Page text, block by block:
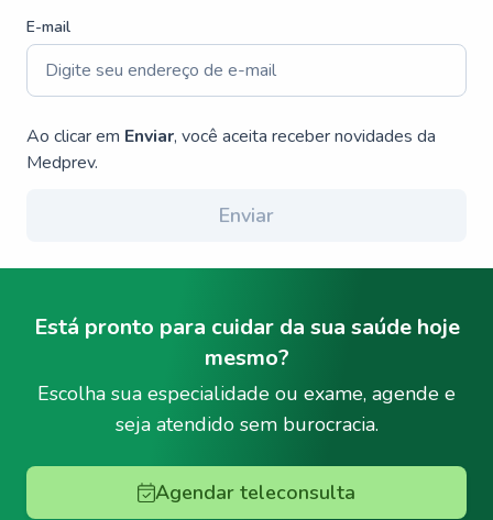
E-mail
Ao clicar em Enviar, você aceita receber novidades da
Medprev.
Enviar
Está pronto para cuidar da sua saúde hoje
mesmo?
Escolha sua especialidade ou exame, agende e
seja atendido sem burocracia.
Agendar teleconsulta